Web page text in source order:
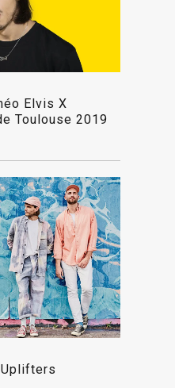
Elvis X
Toulouse 2019